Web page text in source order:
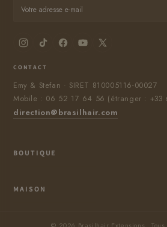
CONTACT
Emy & Stefan · SIRET 810005116-00027
Mobile : 06 52 17 64 56 (étranger : +33
direction@brasilhair.com
BOUTIQUE
Conditions générales de vente
MAISON